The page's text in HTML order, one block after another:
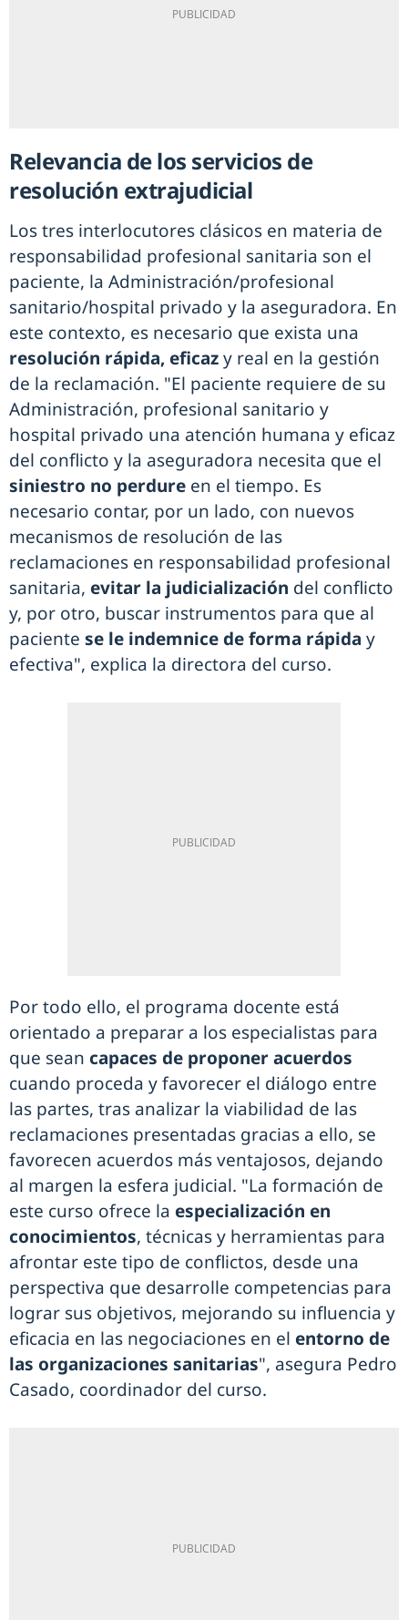
Relevancia de los servicios de
resolución extrajudicial
Los tres interlocutores clásicos en materia de
responsabilidad profesional sanitaria son el
paciente, la Administración/profesional
sanitario/hospital privado y la aseguradora. En
este contexto, es necesario que exista una
resolución rápida, eficazy real en la gestión
de la reclamación. "El paciente requiere de su
Administración, profesional sanitario y
hospital privado una atención humana y eficaz
del conflicto y la aseguradora necesita que el
siniestro no perdure en el tiempo. Es
necesario contar, por un lado, con nuevos
mecanismos de resolución de las
reclamaciones en responsabilidad profesional
sanitaria, evitar la judicialización del conflicto
y, por otro, buscar instrumentos para que al
paciente se le indemnice de forma rápida y
efectiva", explica la directora del curso.
Por todo ello, el programa docente está
orientado a preparar a los especialistas para
que sean capaces de proponer acuerdos
cuando proceda y favorecer el diálogo entre
las partes, tras analizar la viabilidad de las
reclamaciones presentadas gracias a ello, se
favorecen acuerdos más ventajosos, dejando
al margen la esfera judicial. "La formación de
este curso ofrece la especialización en
conocimientos, técnicas y herramientas para
afrontar este tipo de conflictos, desde una
perspectiva que desarrolle competencias para
lograr sus objetivos, mejorando su influencia y
eficacia en las negociaciones en el entorno de
las organizaciones sanitarias", asegura Pedro
Casado, coordinador del curso.